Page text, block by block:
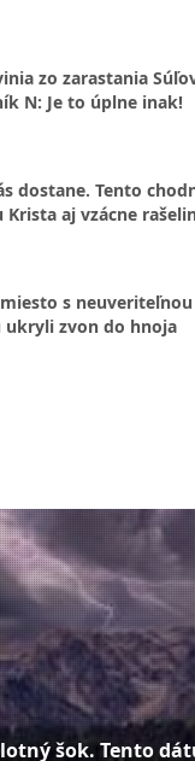
zo zarastania
N: Je to úplne inak!
dostane. Tento
aj vzácne
s neuveriteľnou
zvon do hnoja
šok. Tento